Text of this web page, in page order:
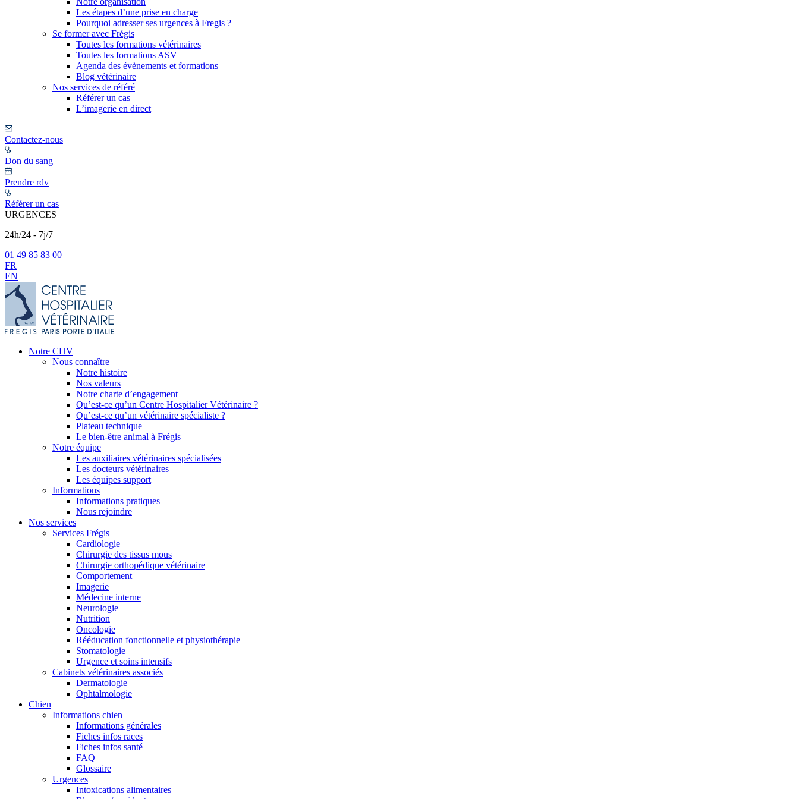
Les étapes d’une prise en charge
Pourquoi adresser ses urgences à Fregis ?
Se former avec Frégis
Toutes les formations vétérinaires
Toutes les formations ASV
Agenda des évènements et formations
Blog vétérinaire
Nos services de référé
Référer un cas
L’imagerie en direct
Contactez-nous
Don du sang
Prendre rdv
Référer un cas
URGENCES
24h/24 - 7j/7
01 49 85 83 00
FR
EN
Notre CHV
Nous connaître
Notre histoire
Nos valeurs
Notre charte d’engagement
Qu’est-ce qu’un Centre Hospitalier Vétérinaire ?
Qu’est-ce qu’un vétérinaire spécialiste ?
Plateau technique
Le bien-être animal à Frégis
Notre équipe
Les auxiliaires vétérinaires spécialisées
Les docteurs vétérinaires
Les équipes support
Informations
Informations pratiques
Nous rejoindre
Nos services
Services Frégis
Cardiologie
Chirurgie des tissus mous
Chirurgie orthopédique vétérinaire
Comportement
Imagerie
Médecine interne
Neurologie
Nutrition
Oncologie
Rééducation fonctionnelle et physiothérapie
Stomatologie
Urgence et soins intensifs
Cabinets vétérinaires associés
Dermatologie
Ophtalmologie
Chien
Informations chien
Informations générales
Fiches infos races
Fiches infos santé
FAQ
Glossaire
Urgences
Intoxications alimentaires